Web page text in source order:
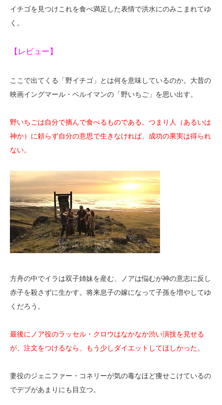
イチゴを見つけこれを食べ満足した表情で洪水にのみこまれてゆ
く。
【レビュー】
ここで出てくる「野イチゴ」とは何を意味しているのか。大昔の
映画イングマール・ベルイマンの「野いちご」を思い出す。
野いちごは自分で摘んで食べるものである。つまり人（あるいは
神か）に頼らず自分の意思で生きなければ、成功の果実は得られ
ない。
方舟の中でイラは双子姉妹を産む、ノアは悩むが神の意志に反し
赤子を殺さずに生かす。将来息子の嫁になって子孫を増やしてゆ
くだろう。
最後にノア役のラッセル・クロウはなかなか渋い演技を見せる
が、注文をつけるなら、もう少しダイエットしてほしかった。
妻役のジェニファー・コネリーが気の毒なほど痩せこけているの
でデブがあまりにも目立つ。